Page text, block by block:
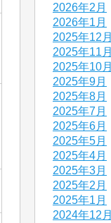
2026年2月
2026年1月
2025年12月
2025年11月
2025年10月
2025年9月
2025年8月
2025年7月
2025年6月
2025年5月
2025年4月
2025年3月
2025年2月
2025年1月
2024年12月